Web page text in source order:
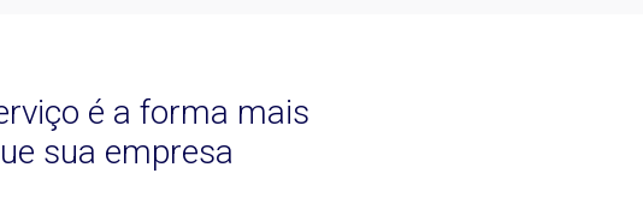
é a forma mais
sua empresa